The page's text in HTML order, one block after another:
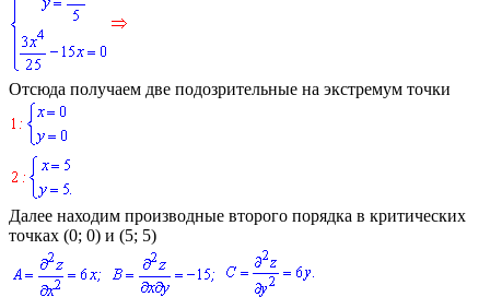
Отсюда получаем две подозрительные на экстремум точки
Далее находим производные второго порядка в критических
точках (0; 0) и (5; 5)